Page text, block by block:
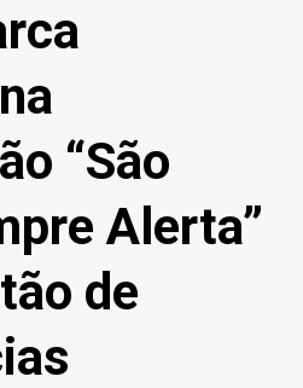
“São
Alerta”
de